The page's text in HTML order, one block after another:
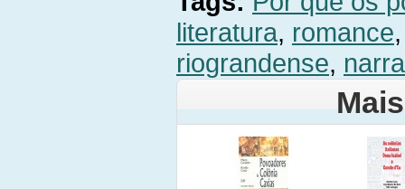
literatura, romance
riograndense,